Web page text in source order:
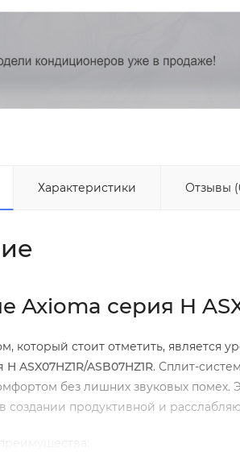
Характеристики Отзывы
Axioma серия H
который стоит отметить, является
H ASX07HZ1R/ASB07HZ1R. Сплит-
без лишних звуковых помех.
создании продуктивной и